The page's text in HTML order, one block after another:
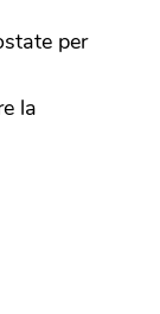
per
la